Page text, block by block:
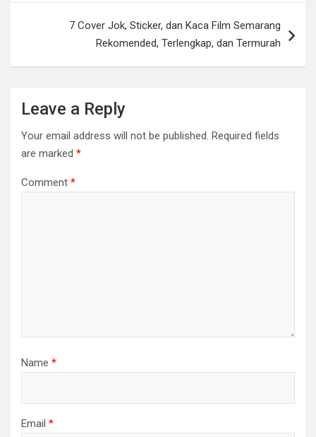
7 Cover Jok, Sticker, dan Kaca Film Semarang
Rekomended, Terlengkap, dan Termurah
Leave a Reply
Your email address will not be published. Required fields
are marked *
Comment *
Name *
Email *